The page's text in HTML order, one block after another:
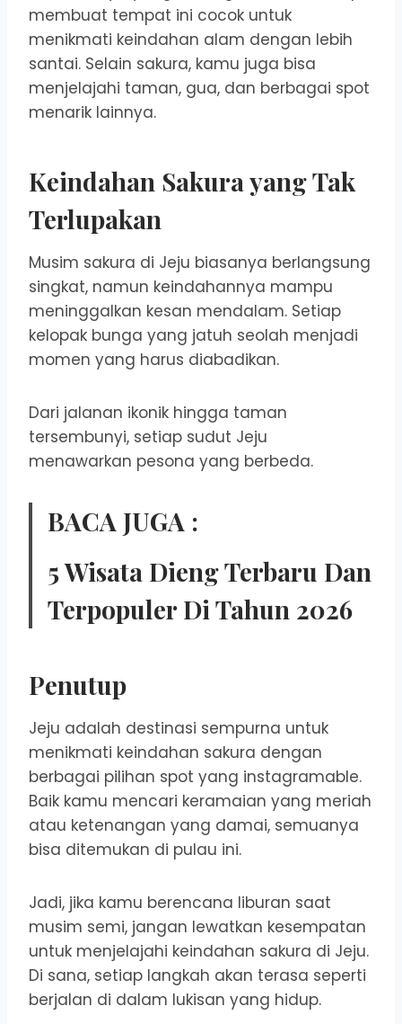
membuat tempat ini cocok untuk
menikmati keindahan alam dengan lebih
santai. Selain sakura, kamu juga bisa
menjelajahi taman, gua, dan berbagai spot
menarik lainnya.
Keindahan Sakura yang Tak
Terlupakan
Musim sakura di Jeju biasanya berlangsung
singkat, namun keindahannya mampu
meninggalkan kesan mendalam. Setiap
kelopak bunga yang jatuh seolah menjadi
momen yang harus diabadikan.
Dari jalanan ikonik hingga taman
tersembunyi, setiap sudut Jeju
menawarkan pesona yang berbeda.
BACA JUGA :
5 Wisata Dieng Terbaru Dan
Terpopuler Di Tahun 2026
Penutup
Jeju adalah destinasi sempurna untuk
menikmati keindahan sakura dengan
berbagai pilihan spot yang instagramable.
Baik kamu mencari keramaian yang meriah
atau ketenangan yang damai, semuanya
bisa ditemukan di pulau ini.
Jadi, jika kamu berencana liburan saat
musim semi, jangan lewatkan kesempatan
untuk menjelajahi keindahan sakura di Jeju.
Di sana, setiap langkah akan terasa seperti
berjalan di dalam lukisan yang hidup.